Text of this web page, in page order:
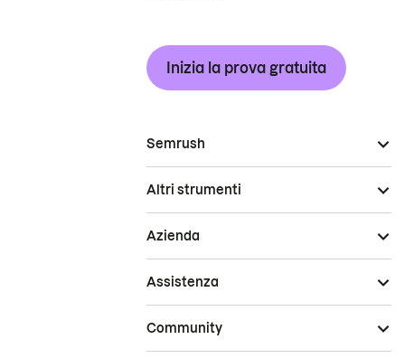
Inizia la prova gratuita
Semrush
Altri strumenti
Azienda
Assistenza
Community